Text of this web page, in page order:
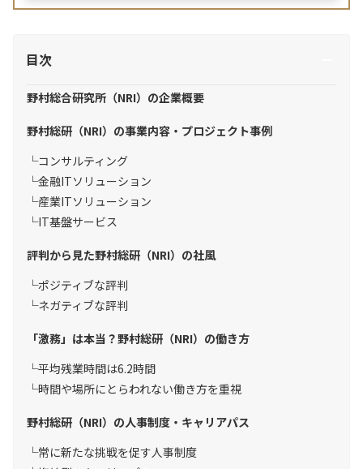
目次
野村総合研究所（NRI）の企業概要
野村総研（NRI）の事業内容・プロジェクト事例
コンサルティング
金融ITソリューション
産業ITソリューション
IT基盤サービス
評判から見た野村総研（NRI）の社風
ポジティブな評判
ネガティブな評判
「激務」は本当？野村総研（NRI）の働き方
平均残業時間は6.2時間
時間や場所にとらわれない働き方を重視
野村総研（NRI）の人事制度・キャリアパス
常に新たな挑戦を促す人事制度